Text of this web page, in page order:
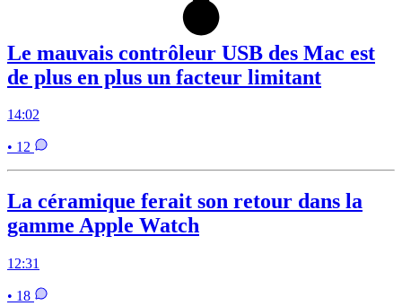
Le mauvais contrôleur USB des Mac est
de plus en plus un facteur limitant
14:02
• 12
La céramique ferait son retour dans la
gamme Apple Watch
12:31
• 18